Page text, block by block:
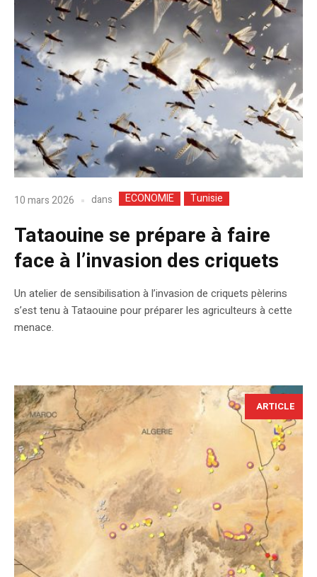
10 mars 2026 dans ECONOMIE Tunisie
Tataouine se prépare à faire
face à l’invasion des criquets
Un atelier de sensibilisation à l’invasion de criquets pèlerins
s’est tenu à Tataouine pour préparer les agriculteurs à cette
menace.
ARTICLE